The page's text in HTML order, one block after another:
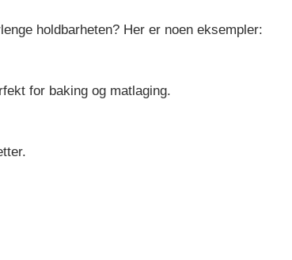
holdbarheten? Her er noen eksempler:
for baking og matlaging.